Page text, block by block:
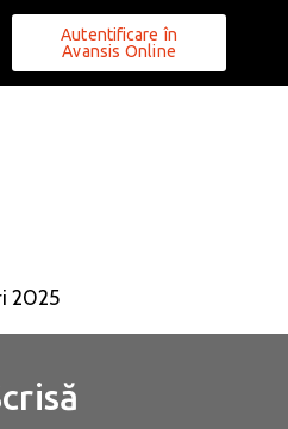
Autentificare în
Avansis Online
2025